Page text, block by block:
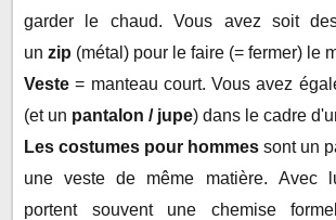
garder le chaud.
Vous avez soit
un zip (métal) pour le faire (= fermer) le
Veste = manteau court. Vous avez
(et un pantalon / jupe) dans le cadre
Les costumes pour hommes sont un
une veste de même matière.
Avec
portent souvent une chemise